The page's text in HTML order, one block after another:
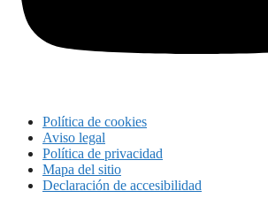
Política de cookies
Aviso legal
Política de privacidad
Mapa del sitio
Declaración de accesibilidad